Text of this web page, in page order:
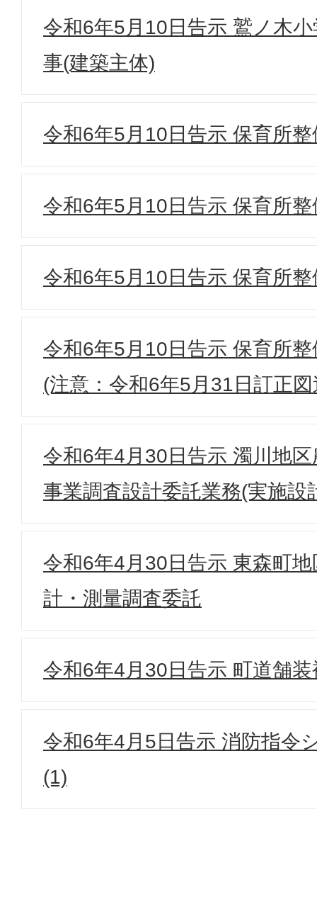
令和6年5月10日告示 鷲ノ木
事(建築主体)
令和6年5月10日告示 保育所
令和6年5月10日告示 保育所
令和6年5月10日告示 保育所
令和6年5月10日告示 保育所
(注意：令和6年5月31日訂正
令和6年4月30日告示 濁川地
事業調査設計委託業務(実施設
令和6年4月30日告示 東森町
計・測量調査委託
令和6年4月30日告示 町道舗
令和6年4月5日告示 消防指令
(1)